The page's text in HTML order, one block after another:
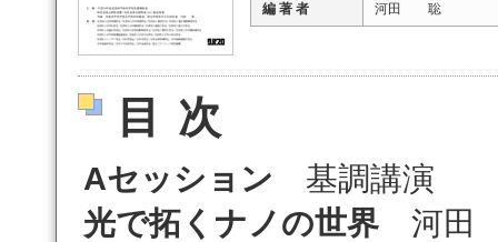
編 著 者 河田 聡
目次
Aセッション 基調講演
光で拓くナノの世界 河田